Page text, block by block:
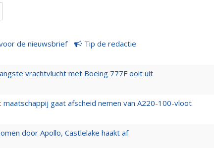
de nieuwsbrief Tip de redactie
vrachtvlucht met Boeing 777F ooit uit
maatschappij gaat afscheid nemen van A220-100-vloot
door Apollo, Castlelake haakt af